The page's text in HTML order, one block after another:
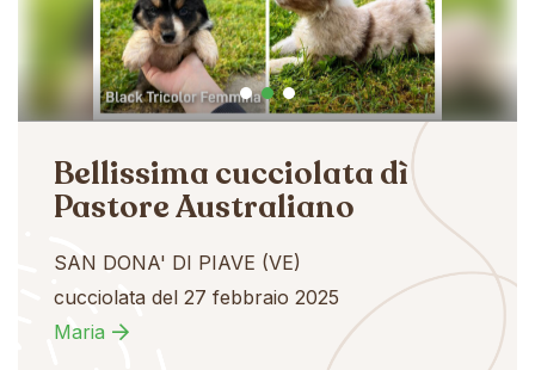
Bellissima cucciolata dì
Pastore Australiano
SAN DONA' DI PIAVE (VE)
cucciolata del 27 febbraio 2025
Maria